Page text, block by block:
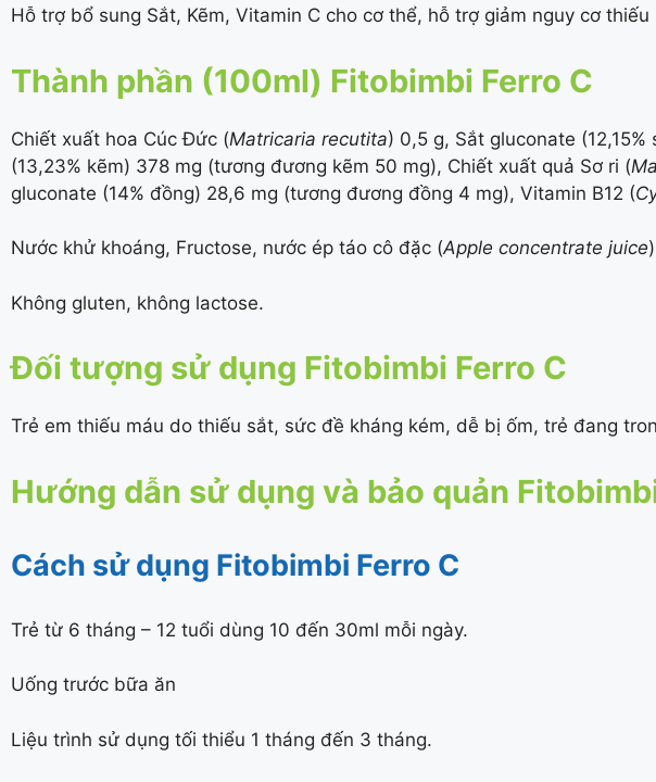
Hỗ trợ bổ sung Sắt, Kẽm, Vitamin C cho cơ thể, hỗ trợ giảm nguy cơ
Thành phần (100ml) Fitobimbi Ferro C
Chiết xuất hoa Cúc Đức (Matricaria recutita) 0,5 g, Sắt gluconate (12,15%
(13,23% kẽm) 378 mg (tương đương kẽm 50 mg), Chiết xuất quả Sơ ri (
gluconate (14% đồng) 28,6 mg (tương đương đồng 4 mg), Vitamin B12 (
Nước khử khoáng, Fructose, nước ép táo cô đặc (Apple concentrate juice
Không gluten, không lactose.
Đối tượng sử dụng Fitobimbi Ferro C
Trẻ em thiếu máu do thiếu sắt, sức đề kháng kém, dễ bị ốm, trẻ đang
Hướng dẫn sử dụng và bảo quản
Cách sử dụng Fitobimbi Ferro C
Trẻ từ 6 tháng – 12 tuổi dùng 10 đến 30ml mỗi ngày.
Uống trước bữa ăn
Liệu trình sử dụng tối thiểu 1 tháng đến 3 tháng.